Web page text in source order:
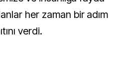
her zaman bir adım
verdi.